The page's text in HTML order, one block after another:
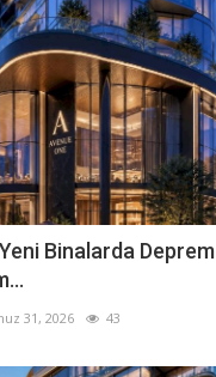
Binalarda Deprem
31, 2026 43